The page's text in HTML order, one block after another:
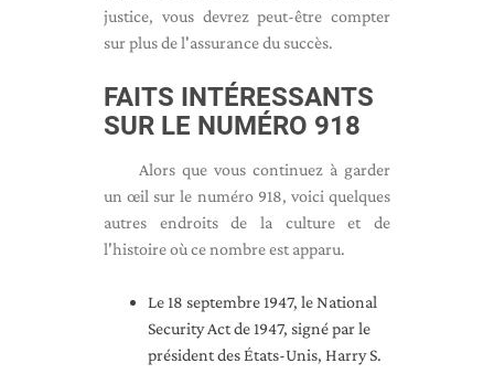
justice, vous devrez peut-être compter
sur plus de l'assurance du succès.
FAITS INTÉRESSANTS
SUR LE NUMÉRO 918
Alors que vous continuez à garder
un œil sur le numéro 918, voici quelques
autres endroits de la culture et de
l'histoire où ce nombre est apparu.
Le 18 septembre 1947, le National
Security Act de 1947, signé par le
président des États-Unis, Harry S.